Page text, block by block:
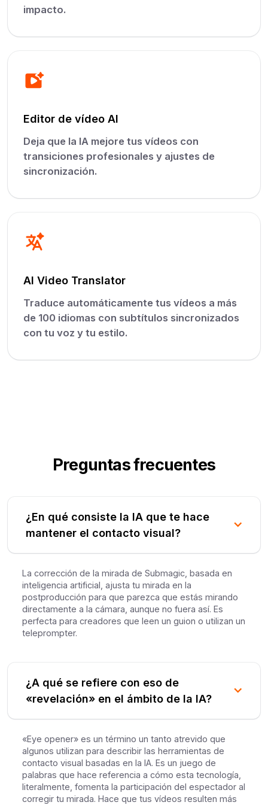
impacto.
Editor de vídeo AI
Deja que la IA mejore tus vídeos con
transiciones profesionales y ajustes de
sincronización.
AI Video Translator
Traduce automáticamente tus vídeos a más
de 100 idiomas con subtítulos sincronizados
con tu voz y tu estilo.
Preguntas frecuentes
¿En qué consiste la IA que te hace
mantener el contacto visual?
La corrección de la mirada de Submagic, basada en
inteligencia artificial, ajusta tu mirada en la
postproducción para que parezca que estás mirando
directamente a la cámara, aunque no fuera así. Es
perfecta para creadores que leen un guion o utilizan un
teleprompter.
¿A qué se refiere con eso de
«revelación» en el ámbito de la IA?
«Eye opener» es un término un tanto atrevido que
algunos utilizan para describir las herramientas de
contacto visual basadas en la IA. Es un juego de
palabras que hace referencia a cómo esta tecnología,
literalmente, fomenta la participación del espectador al
corregir tu mirada. Hace que tus vídeos resulten más